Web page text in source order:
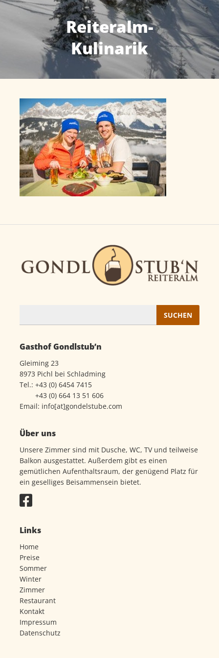
Reiteralm-
Kulinarik
Gasthof Gondlstub’n
Gleiming 23
8973 Pichl bei Schladming
Tel.: +43 (0) 6454 7415
+43 (0) 664 13 51 606
Email: info[at]gondelstube.com
Über uns
Unsere Zimmer sind mit Dusche, WC, TV und teilweise
Balkon ausgestattet. Außerdem gibt es einen
gemütlichen Aufenthaltsraum, der genügend Platz für
ein geselliges Beisammensein bietet.
Links
Home
Preise
Sommer
Winter
Zimmer
Restaurant
Kontakt
Impressum
Datenschutz